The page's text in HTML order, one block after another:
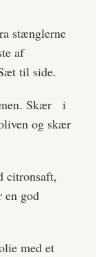
stænglerne
af
til side.
Skær i
og skær
citronsaft,
en god
med et